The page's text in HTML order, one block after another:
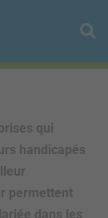
qui
handicapés
permettent
dans les